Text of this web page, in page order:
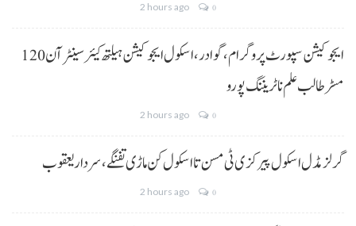
2 hours ago 0
ایجوکیشن سپورٹ پروگرام،گوادر، اسکول ایجوکیشن ہیلتھ کیئر سینٹر آن 120
مسڑ طالب علم نا ٹریننگ پورو
2 hours ago 0
گرلز مڈل اسکول پیرکزی ٹی مسن تا اسکول کن ماڑی تفنگے، سردار یعقوب
2 hours ago 0